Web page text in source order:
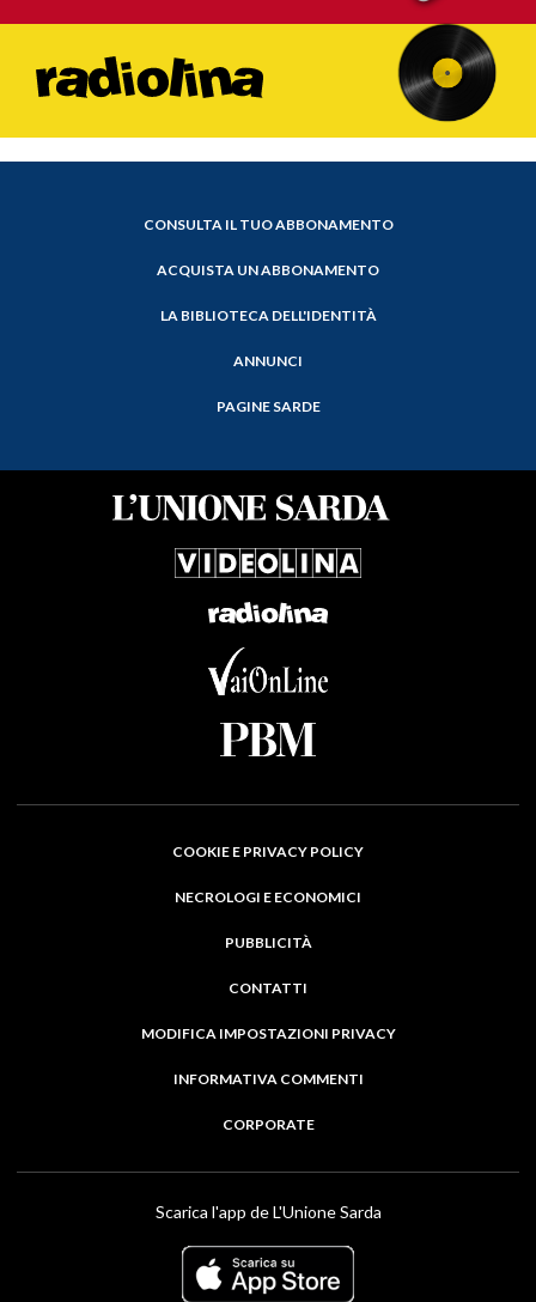
CONSULTA IL TUO ABBONAMENTO
ACQUISTA UN ABBONAMENTO
LA BIBLIOTECA DELL'IDENTITÀ
ANNUNCI
PAGINE SARDE
COOKIE E PRIVACY POLICY
NECROLOGI E ECONOMICI
PUBBLICITÀ
CONTATTI
MODIFICA IMPOSTAZIONI PRIVACY
INFORMATIVA COMMENTI
CORPORATE
Scarica l'app de L'Unione Sarda